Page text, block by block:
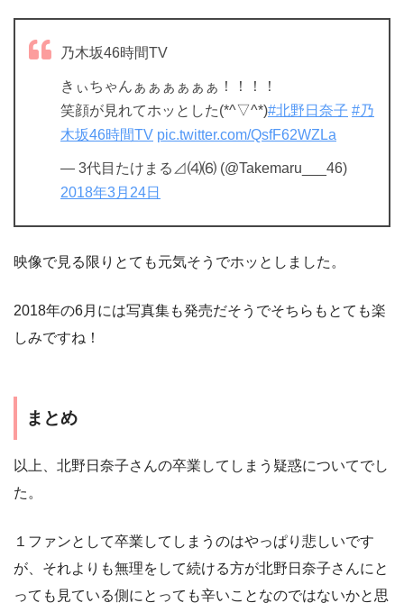
乃木坂46時間TV
きぃちゃんぁぁぁぁぁぁ！！！！
笑顔が見れてホッとした(*^▽^*)#北野日奈子 #乃
木坂46時間TV pic.twitter.com/QsfF62WZLa
— 3代目たけまる⊿⑷⑹ (@Takemaru___46)
2018年3月24日
映像で見る限りとても元気そうでホッとしました。
2018年の6月には写真集も発売だそうでそちらもとても楽
しみですね！
まとめ
以上、北野日奈子さんの卒業してしまう疑惑についてでし
た。
１ファンとして卒業してしまうのはやっぱり悲しいです
が、それよりも無理をして続ける方が北野日奈子さんにと
っても見ている側にとっても辛いことなのではないかと思